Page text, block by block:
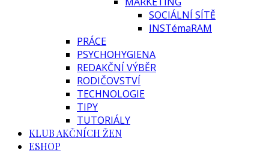
SOCIÁLNÍ SÍTĚ
INSTémaRAM
PRÁCE
PSYCHOHYGIENA
REDAKČNÍ VÝBĚR
RODIČOVSTVÍ
TECHNOLOGIE
TIPY
TUTORIÁLY
KLUB AKČNÍCH ŽEN
ESHOP